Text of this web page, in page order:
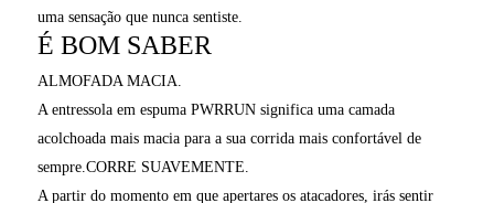
uma sensação que nunca sentiste.
É BOM SABER
ALMOFADA MACIA.
A entressola em espuma PWRRUN significa uma camada
acolchoada mais macia para a sua corrida mais confortável de
sempre.CORRE SUAVEMENTE.
A partir do momento em que apertares os atacadores, irás sentir